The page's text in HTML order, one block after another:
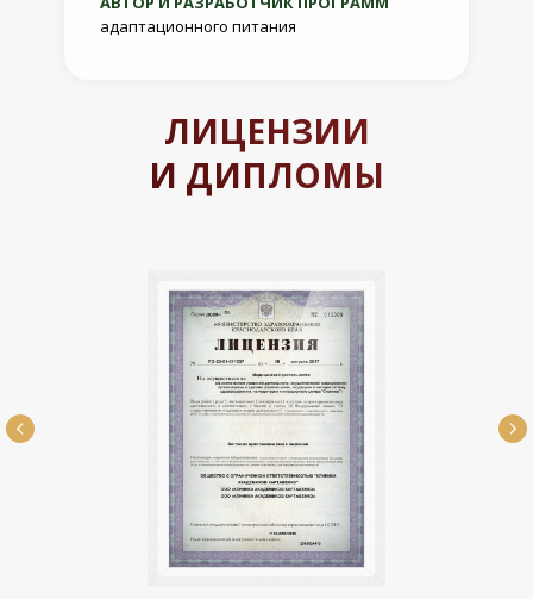
адаптационного питания
ЛИЦЕНЗИИ
И ДИПЛОМЫ